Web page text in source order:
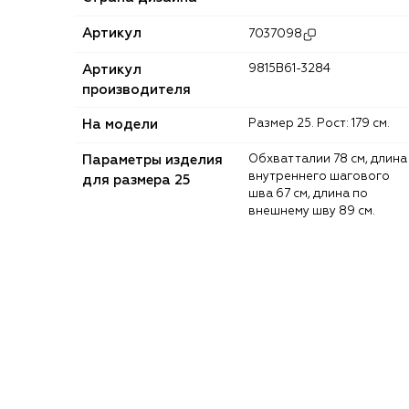
Артикул 7037098
Артикул
производителя
9815B61-3284
На модели Размер 25. Рост: 179 см.
Параметры изделия
для размера 25
Обхват талии 78 см, длина
внутреннего шагового
шва 67 см, длина по
внешнему шву 89 см.